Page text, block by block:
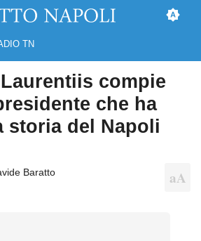
TN
compie
che ha
storia del Napoli
Baratto